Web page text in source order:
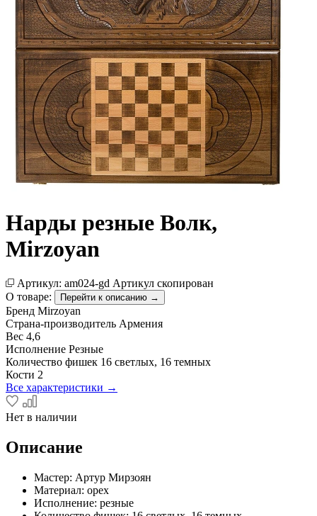
Нарды резные Волк,
Mirzoyan
Артикул: am024-gd Артикул скопирован
О товаре:
Перейти к описанию →
Бренд Mirzoyan
Страна-производитель Армения
Вес 4,6
Исполнение Резные
Количество фишек 16 светлых, 16 темных
Кости 2
Все характеристики →
Нет в наличии
Описание
Мастер: Артур Мирзоян
Материал: орех
Исполнение: резные